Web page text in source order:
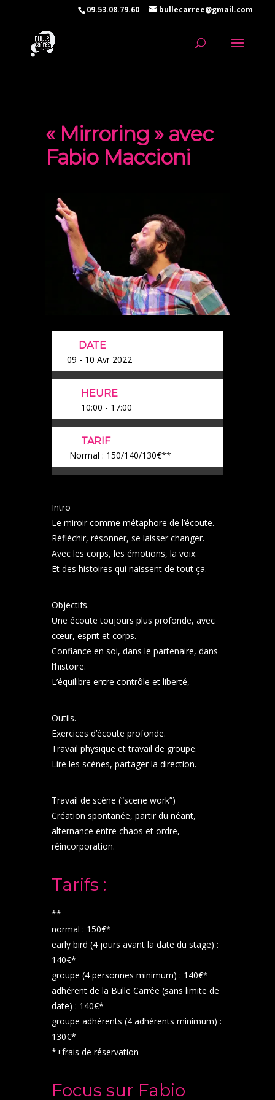
09.53.08.79.60 bullecarree@gmail.com
« Mirroring » avec
Fabio Maccioni
DATE
09 - 10 Avr 2022
HEURE
10:00 - 17:00
TARIF
Normal : 150/140/130€**
Intro
Le miroir comme métaphore de l’écoute.
Réfléchir, résonner, se laisser changer.
Avec les corps, les émotions, la voix.
Et des histoires qui naissent de tout ça.
Objectifs.
Une écoute toujours plus profonde, avec
cœur, esprit et corps.
Confiance en soi, dans le partenaire, dans
l’histoire.
L’équilibre entre contrôle et liberté,
Outils.
Exercices d’écoute profonde.
Travail physique et travail de groupe.
Lire les scènes, partager la direction.
Travail de scène (“scene work”)
Création spontanée, partir du néant,
alternance entre chaos et ordre,
réincorporation.
Tarifs :
**
normal : 150€*
early bird (4 jours avant la date du stage) :
140€*
groupe (4 personnes minimum) : 140€*
adhérent de la Bulle Carrée (sans limite de
date) : 140€*
groupe adhérents (4 adhérents minimum) :
130€*
*+frais de réservation
Focus sur Fabio